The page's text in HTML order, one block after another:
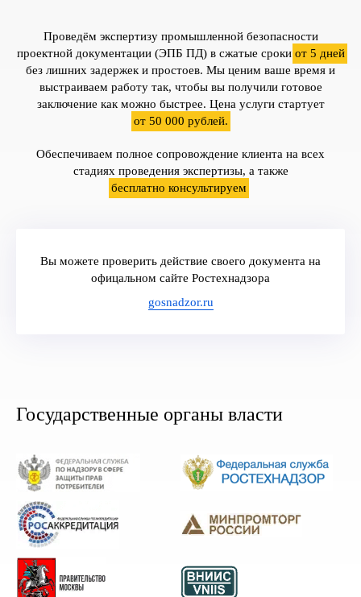
Проведём экспертизу промышленной безопасности
проектной документации (ЭПБ ПД) в сжатые сроки от 5 дней
без лишних задержек и простоев. Мы ценим ваше время и
выстраиваем работу так, чтобы вы получили готовое
заключение как можно быстрее. Цена услуги стартует
от 50 000 рублей.
Обеспечиваем полное сопровождение клиента на всех
стадиях проведения экспертизы, а также
бесплатно консультируем
Вы можете проверить действие своего документа на
офицальном сайте Ростехнадзора
gosnadzor.ru
Государственные органы власти